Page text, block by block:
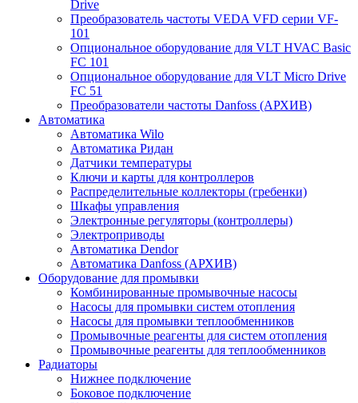
Drive
Преобразователь частоты VEDA VFD серии VF-
101
Опциональное оборудование для VLT HVAC Basic
FC 101
Опциональное оборудование для VLT Micro Drive
FC 51
Преобразователи частоты Danfoss (АРХИВ)
Автоматика
Автоматика Wilo
Автоматика Ридан
Датчики температуры
Ключи и карты для контроллеров
Распределительные коллекторы (гребенки)
Шкафы управления
Электронные регуляторы (контроллеры)
Электроприводы
Автоматика Dendor
Автоматика Danfoss (АРХИВ)
Оборудование для промывки
Комбинированные промывочные насосы
Насосы для промывки систем отопления
Насосы для промывки теплообменников
Промывочные реагенты для систем отопления
Промывочные реагенты для теплообменников
Радиаторы
Нижнее подключение
Боковое подключение